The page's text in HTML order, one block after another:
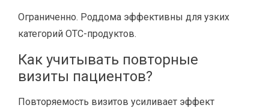
Ограниченно. Роддома эффективны для узких
категорий OTC-продуктов.
Как учитывать повторные
визиты пациентов?
Повторяемость визитов усиливает эффект